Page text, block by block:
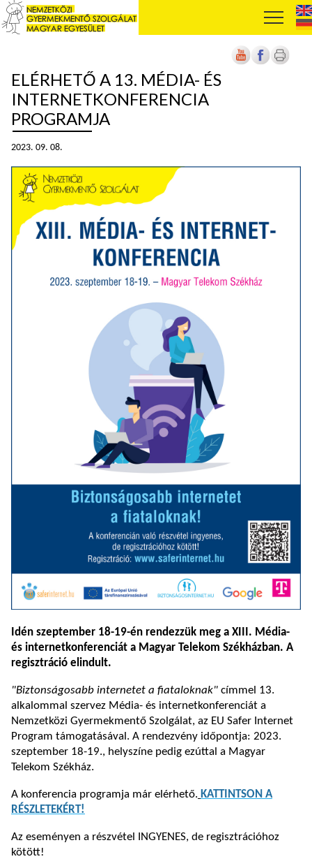
ELÉRHETŐ A 13. MÉDIA- ÉS
INTERNETKONFERENCIA
PROGRAMJA
2023. 09. 08.
Idén szeptember 18-19-én rendezzük meg a XIII. Média-
és internetkonferenciát a Magyar Telekom Székházban. A
regisztráció elindult.
"Biztonságosabb internetet a fiataloknak" címmel 13.
alkalommal szervez Média- és internetkonferenciát a
Nemzetközi Gyermekmentő Szolgálat, az EU Safer Internet
Program támogatásával. A rendezvény időpontja: 2023.
szeptember 18-19., helyszíne pedig ezúttal a Magyar
Telekom Székház.
A konferencia programja már elérhető. KATTINTSON A
RÉSZLETEKÉRT!
Az eseményen a részvétel INGYENES, de regisztrációhoz
kötött!